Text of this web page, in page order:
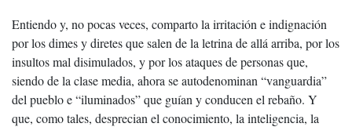
Entiendo y, no pocas veces, comparto la irritación e indignación
por los dimes y diretes que salen de la letrina de allá arriba, por los
insultos mal disimulados, y por los ataques de personas que,
siendo de la clase media, ahora se autodenominan “vanguardia”
del pueblo e “iluminados” que guían y conducen el rebaño. Y
que, como tales, desprecian el conocimiento, la inteligencia, la